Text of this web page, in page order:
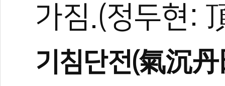
가짐.(정두현:
기침단전(氣沉